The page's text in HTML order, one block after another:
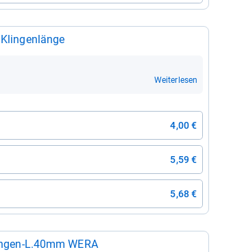
Weiterlesen
4,00 €
5,59 €
5,68 €
​L.40mm WERA